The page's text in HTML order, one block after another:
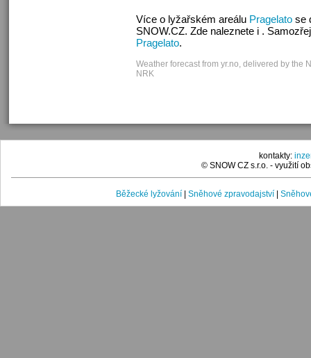
Více o lyžařském areálu Pragelato se
SNOW.CZ. Zde naleznete i .
Pragelato.
Weather forecast from yr.no, delivered by the
NRK
kontakty:
© SNOW CZ s.r.o. - využití
Běžecké lyžování Sněhové zpravodajství